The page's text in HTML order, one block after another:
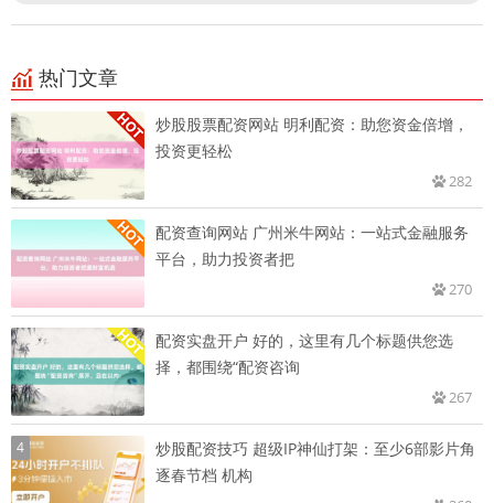
热门文章
炒股股票配资网站 明利配资：助您资金倍增，
投资更轻松
282
配资查询网站 广州米牛网站：一站式金融服务
平台，助力投资者把
270
配资实盘开户 好的，这里有几个标题供您选
择，都围绕“配资咨询
267
4
炒股配资技巧 超级IP神仙打架：至少6部影片角
逐春节档 机构